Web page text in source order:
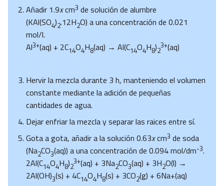
Añadir 1.9xcm3 de solución de alumbre
(KAl(SO4)2.12H2O) a una concentración de 0.021
mol/l.
Al3+(aq) + 2C14O4H8(aq) → Al(C14O4H8)2
3+(aq)
Hervir la mezcla durante 3 h, manteniendo el volumen
constante mediante la adición de pequeñas
cantidades de agua.
Dejar enfriar la mezcla y separar las raices entre sí.
Gota a gota, añadir a la solución 0.63xcm3 de soda
(Na2CO3(aq)) a una concentración de 0.094 mol/dm-3.
2Al(C14O4H8)2
3+(aq) + 3Na2CO3(aq) + 3H2O(l) →
2Al(OH)3(s) + 4C14O4H8(s) + 3CO2(g) + 6Na+(aq)